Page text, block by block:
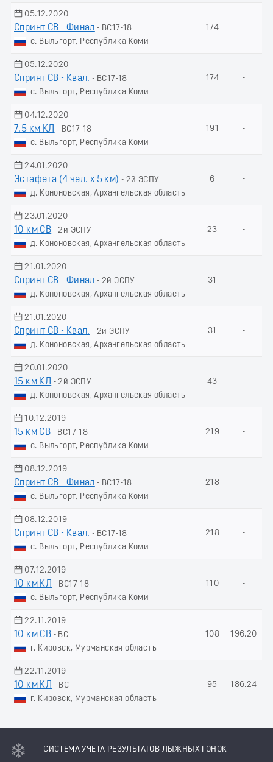
05.12.2020
Спринт СВ - Финал - ВС17-18
с. Выльгорт, Республика Коми
174 -
05.12.2020
Спринт СВ - Квал. - ВС17-18
с. Выльгорт, Республика Коми
174 -
04.12.2020
7.5 км КЛ
- ВС17-18
с. Выльгорт, Республика Коми
191 -
24.01.2020
Эстафета (4 чел. х 5 км) - 2й ЭСПУ
д. Кононовская, Архангельская область
6 -
23.01.2020
10 км СВ - 2й ЭСПУ
д. Кононовская, Архангельская область
23 -
21.01.2020
Спринт СВ - Финал - 2й ЭСПУ
д. Кононовская, Архангельская область
31 -
21.01.2020
Спринт СВ - Квал. - 2й ЭСПУ
д. Кононовская, Архангельская область
31 -
20.01.2020
15 км КЛ
- 2й ЭСПУ
д. Кононовская, Архангельская область
43 -
10.12.2019
15 км СВ - ВС17-18
с. Выльгорт, Республика Коми
219 -
08.12.2019
Спринт СВ - Финал - ВС17-18
с. Выльгорт, Республика Коми
218 -
08.12.2019
Спринт СВ - Квал. - ВС17-18
с. Выльгорт, Республика Коми
218 -
07.12.2019
10 км КЛ
- ВС17-18
с. Выльгорт, Республика Коми
110 -
22.11.2019
10 км СВ - ВС
г. Кировск, Мурманская область
108 196.20
22.11.2019
10 км КЛ
- ВС
г. Кировск, Мурманская область
95 186.24
СИСТЕМА УЧЕТА РЕЗУЛЬТАТОВ ЛЫЖНЫХ ГОНОК